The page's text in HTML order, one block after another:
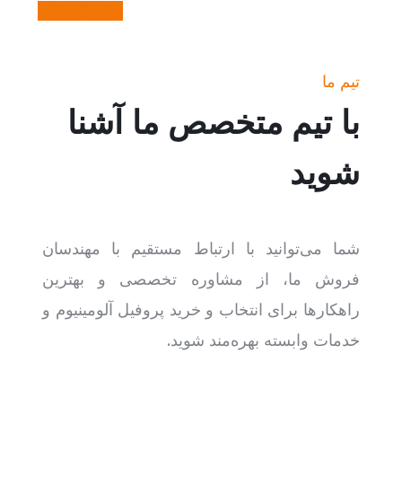
تیم ما
با تیم متخصص ما آشنا
شوید
شما می‌توانید با ارتباط مستقیم با مهندسان
فروش ما، از مشاوره تخصصی و بهترین
راهکارها برای انتخاب و خرید پروفیل آلومینیوم و
خدمات وابسته بهره‌مند شوید.